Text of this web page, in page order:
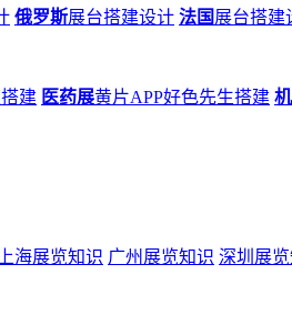
俄罗斯展台搭建设计 法国 展台搭建
建 医药展黄片APP好色先生搭建
上海展览知识 广州展览知识 深圳展